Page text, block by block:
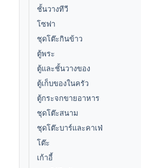
ชั้นวางทีวี
โซฟา
ชุดโต๊ะกินข้าว
ตู้พระ
ตู้และชั้นวางของ
ตู้เก็บของในครัว
ตู้กระจกขายอาหาร
ชุดโต๊ะสนาม
ชุดโต๊ะบาร์และคาเฟ่
โต๊ะ
เก้าอี้